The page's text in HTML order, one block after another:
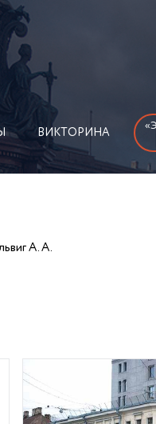
ВИКТОРИНА
А. А.